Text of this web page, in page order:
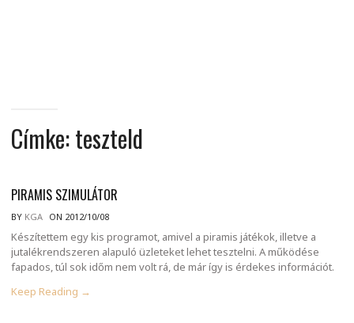
Címke:teszteld
PIRAMIS SZIMULÁTOR
BY KGA ON 2012/10/08
Készítettem egy kis programot, amivel a piramis játékok, illetve a
jutalékrendszeren alapuló üzleteket lehet tesztelni. A működése
fapados, túl sok időm nem volt rá, de már így is érdekes információt.
Keep Reading →